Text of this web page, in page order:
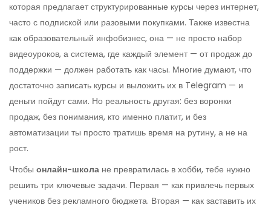
которая предлагает структурированные курсы через интернет,
часто с подпиской или разовыми покупками. Также известна
как образовательный инфобизнес, она — не просто набор
видеоуроков, а система, где каждый элемент — от продаж до
поддержки — должен работать как часы. Многие думают, что
достаточно записать курсы и выложить их в Telegram — и
деньги пойдут сами. Но реальность другая: без воронки
продаж, без понимания, кто именно платит, и без
автоматизации ты просто тратишь время на рутину, а не на
рост.
Чтобы онлайн-школа не превратилась в хобби, тебе нужно
решить три ключевые задачи. Первая — как привлечь первых
учеников без рекламного бюджета. Вторая — как заставить их